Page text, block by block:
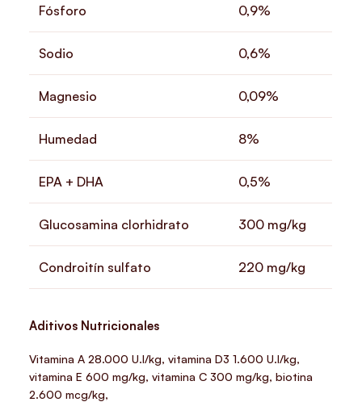
Fósforo 0,9%
Sodio 0,6%
Magnesio 0,09%
Humedad 8%
EPA + DHA 0,5%
Glucosamina clorhidrato 300 mg/kg
Condroitín sulfato 220 mg/kg
Aditivos Nutricionales
Vitamina A 28.000 U.I/kg, vitamina D3 1.600 U.I/kg,
vitamina E 600 mg/kg, vitamina C 300 mg/kg, biotina
2.600 mcg/kg,